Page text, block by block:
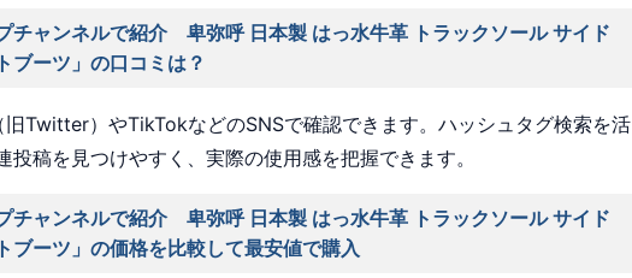
チャンネルで紹介 卑弥呼 日本製 はっ水牛革 トラックソール サイド
ブーツ」の口コミは？
旧Twitter）やTikTokなどのSNSで確認できます。ハッシュタグ検索を活
投稿を見つけやすく、実際の使用感を把握できます。
チャンネルで紹介 卑弥呼 日本製 はっ水牛革 トラックソール サイド
ブーツ」の価格を比較して最安値で購入